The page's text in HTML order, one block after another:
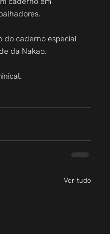
do caderno especial
da Nakao.
Ver tudo